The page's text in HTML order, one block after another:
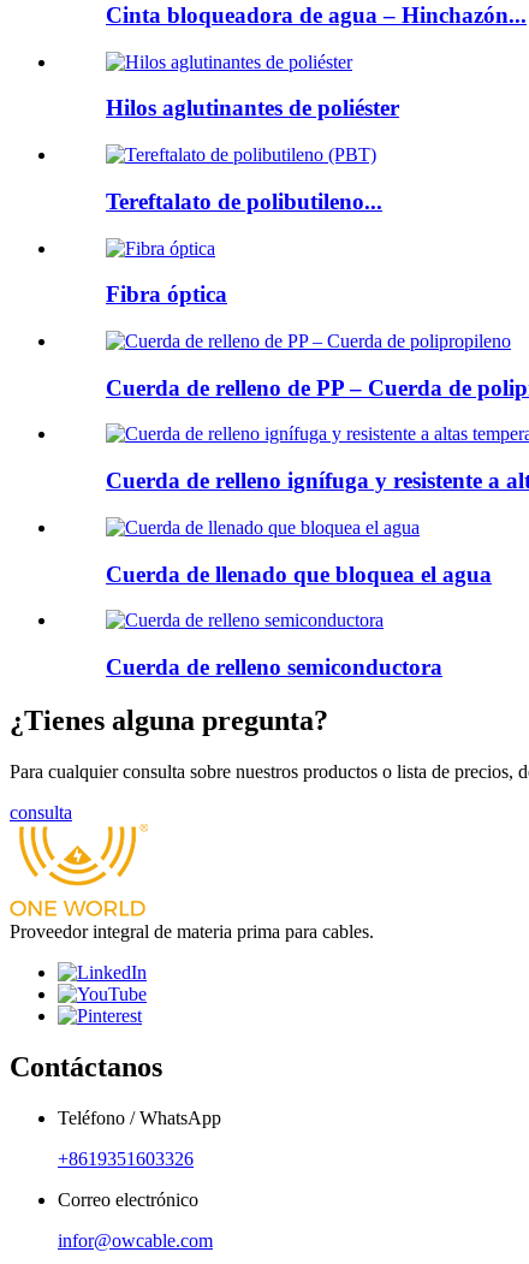
Cinta bloqueadora de agua – Hinchazón...
Hilos aglutinantes de poliéster
Tereftalato de polibutileno...
Fibra óptica
Cuerda de relleno de PP – Cuerda de
Cuerda de relleno ignífuga y resistente a
Cuerda de llenado que bloquea el agua
Cuerda de relleno semiconductora
¿Tienes alguna pregunta?
Para cualquier consulta sobre nuestros productos o lista de
consulta
Proveedor integral de materia prima para cables.
Contáctanos
Teléfono / WhatsApp
+8619351603326
Correo electrónico
infor@owcable.com